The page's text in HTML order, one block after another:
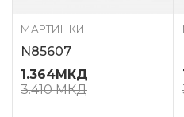
МАРТИНКИ
N85607
1.364МКД
3.410МКД